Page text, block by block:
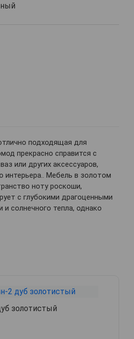
подходящая для
прекрасно справится с
или других аксессуаров,
Мебель в золотом
ноту роскоши,
с глубокими драгоценными
солнечного тепла, однако
золотистый